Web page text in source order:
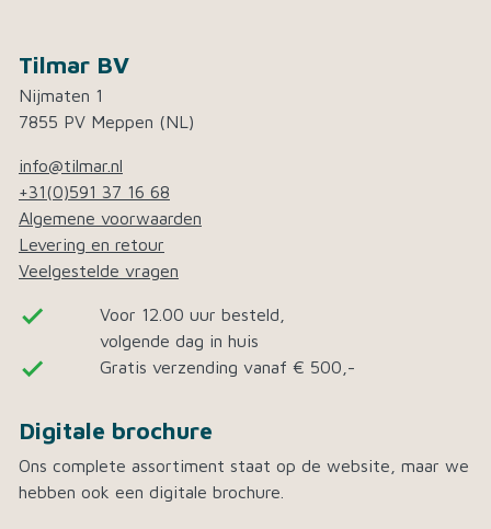
Tilmar BV
Nijmaten 1
7855 PV Meppen (NL)
info@tilmar.nl
+31(0)591 37 16 68
Algemene voorwaarden
Levering en retour
Veelgestelde vragen
done
Voor 12.00 uur besteld,
volgende dag in huis
done Gratis verzending vanaf € 500,-
Digitale brochure
Ons complete assortiment staat op de website, maar we
hebben ook een digitale brochure.